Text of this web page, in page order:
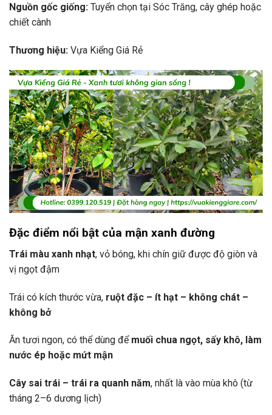
Nguồn gốc giống: Tuyển chọn tại Sóc Trăng, cây ghép hoặc
chiết cành
Thương hiệu: Vựa Kiểng Giá Rẻ
Đặc điểm nổi bật của mận xanh đường
Trái màu xanh nhạt, vỏ bóng, khi chín giữ được độ giòn và
vị ngọt đậm
Trái có kích thước vừa, ruột đặc – ít hạt – không chát –
không bở
Ăn tươi ngon, có thể dùng để muối chua ngọt, sấy khô, làm
nước ép hoặc mứt mận
Cây sai trái – trái ra quanh năm, nhất là vào mùa khô (từ
tháng 2–6 dương lịch)